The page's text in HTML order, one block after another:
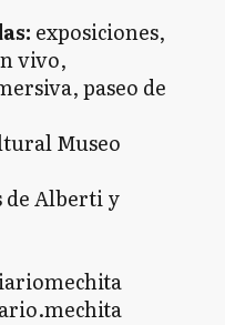
exposiciones,
vivo,
paseo de
Museo
Alberti y